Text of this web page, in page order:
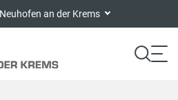
an der Krems